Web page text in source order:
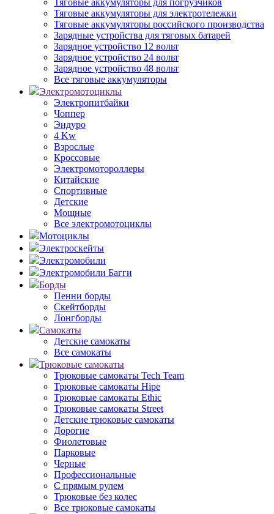
Тяговые аккумуляторы для погрузчиков
Тяговые аккумуляторы для электротележки
Тяговые аккумуляторы российского производства
Зарядные устройства для тяговых батарей
Зарядное устройство 12 вольт
Зарядное устройство 24 вольт
Зарядное устройство 48 вольт
Все тяговые аккумуляторы
Электромотоциклы
Электропитбайки
Чоппер
Эндуро
4 Kw
Взрослые
Кроссовые
Электромотороллеры
Китайские
Спортивные
Детские
Мощные
Все электромотоциклы
Мотоциклы
Электроскейты
Электромобили
Электромобили Багги
Борды
Пенни борды
Скейтборды
Лонгборды
Самокаты
Детские самокаты
Все самокаты
Трюковые самокаты
Трюковые самокаты Tech Team
Трюковые самокаты Hipe
Трюковые самокаты Ethic
Трюковые самокаты Street
Детские трюковые самокаты
Дорогие
Фиолетовые
Парковые
Черные
Профессиональные
С прямым рулем
Трюковые без колес
Все трюковые самокаты